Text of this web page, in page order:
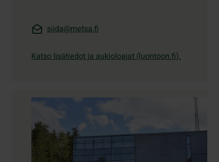
siida@metsa.fi
Katso lisätiedot ja aukioloajat (luontoon.fi).